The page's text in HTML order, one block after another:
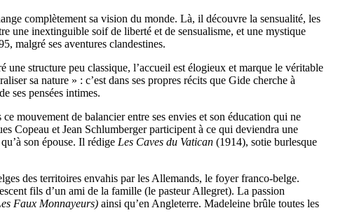
complètement sa vision du monde. Là, il découvre la sensualité, les
une inextinguible soif de liberté et de sensualisme, et une mystique
malgré ses aventures clandestines.
une structure peu classique, l’accueil est élogieux et marque le véritable
sa nature » : c’est dans ses propres récits que Gide cherche à
ses pensées intimes.
mouvement de balancier entre ses envies et son éducation qui ne
Copeau et Jean Schlumberger participent à ce qui deviendra une
son épouse. Il rédige Les Caves du Vatican (1914), sotie burlesque
des territoires envahis par les Allemands, le foyer franco-belge.
fils d’un ami de la famille (le pasteur Allegret). La passion
Faux Monnayeurs) ainsi qu’en Angleterre. Madeleine brûle toutes les